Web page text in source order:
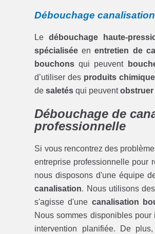
Débouchage
Ledébouchage haute-
spécialisée enentretien de
bouchons qui peuvent
d’utiliser des produits
desaletés qui peuventobstruer
Débouchage de
professionnelle
Si vous rencontrez des
entreprise professionnelle pour
nous disposons d'une équipe
canalisation. Nous utilisons
s'agisse d'une canalisation
Nous sommes disponibles
intervention planifiée. De